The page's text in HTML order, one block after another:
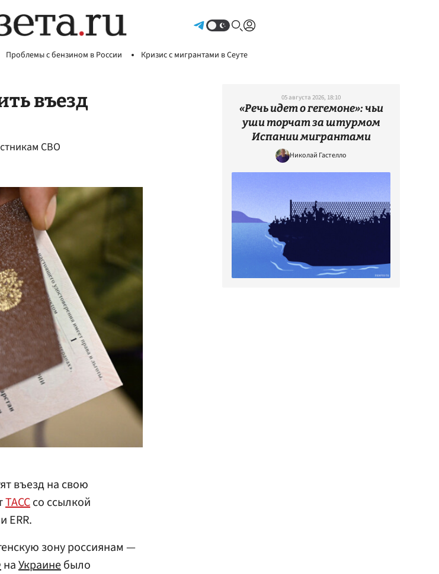
Проблемы с бензином в России Кризис с мигрантами в Сеуте
въезд
СВО
въезд на свою
ТАССсо ссылкой
ERR.
зону россиянам —
наУкраинебыло
05 августа 2026, 18:10
«Речь идет о гегемоне»: чьи
уши торчат за штурмом
Испании мигрантами
Николай Гастелло